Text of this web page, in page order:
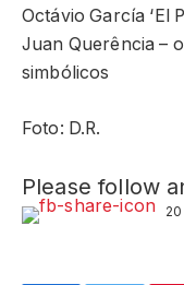
Octávio García ‘El
Juan Querência –
simbólicos
Foto: D.R.
Please follow
20